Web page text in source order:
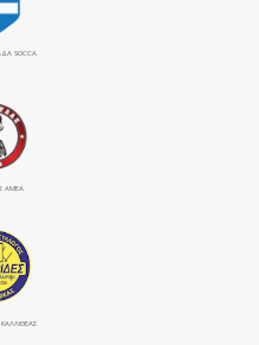
SOCCA
ΑΜΕΑ
ΚΑΛΛΙΘΕΑΣ